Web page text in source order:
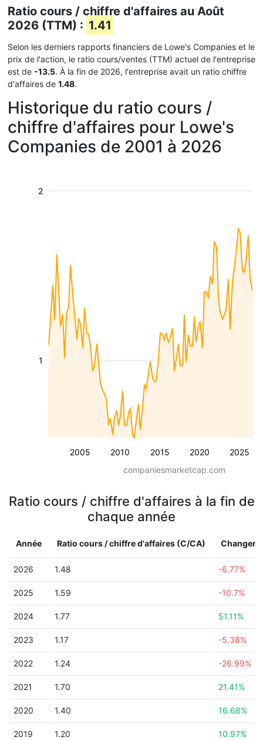
Ratio cours / chiffre d'affaires au Août
2026 (TTM) : 1.41
Selon les derniers rapports financiers de Lowe's Companies et le
prix de l'action, le ratio cours/ventes (TTM) actuel de l'entreprise
est de -13.5. À la fin de 2026, l'entreprise avait un ratio chiffre
d'affaires de 1.48.
Historique du ratio cours /
chiffre d'affaires pour Lowe's
Companies de 2001 à 2026
2005 2010 2015 2020 2025
1
2
companiesmarketcap.com
Ratio cours / chiffre d'affaires à la fin de
chaque année
Année Ratio cours / chiffre d'affaires (C/CA)
2026 1.48 -6.77%
2025 1.59 -10.7%
2024 1.77 51.11%
2023 1.17 -5.38%
2022 1.24 -26.99%
2021 1.70 21.41%
2020 1.40 16.68%
2019 1.20 10.97%